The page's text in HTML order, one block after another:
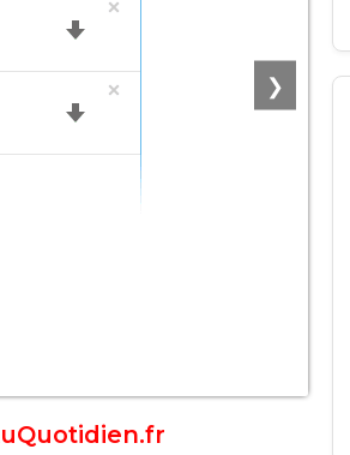
❯